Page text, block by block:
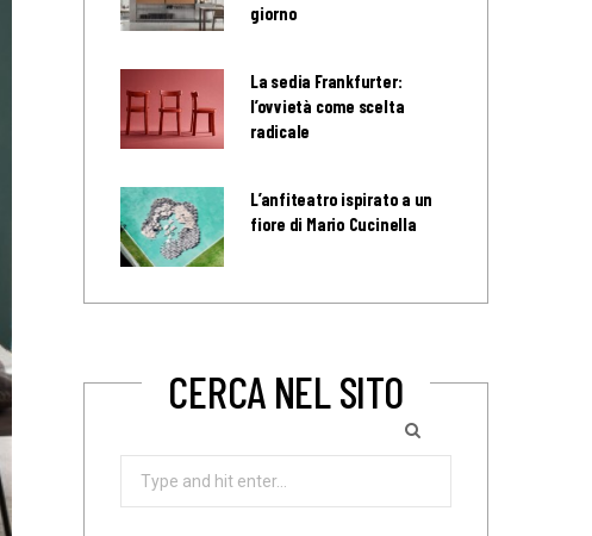
giorno
La sedia Frankfurter:
l’ovvietà come scelta
radicale
L’anfiteatro ispirato a un
fiore di Mario Cucinella
CERCA NEL SITO
Search